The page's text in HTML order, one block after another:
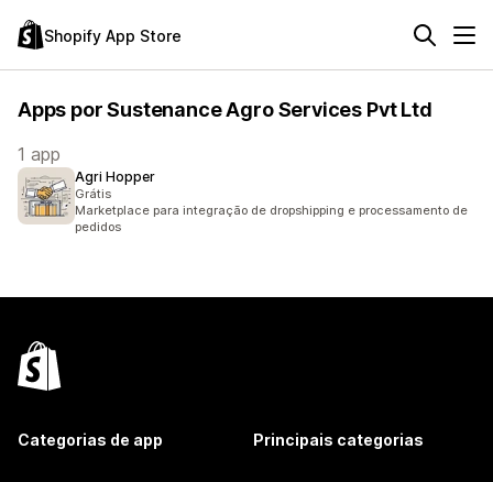
Shopify App Store
Apps por Sustenance Agro Services Pvt Ltd
1 app
Agri Hopper
Grátis
Marketplace para integração de dropshipping e processamento de
pedidos
Categorias de app Principais categorias